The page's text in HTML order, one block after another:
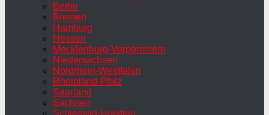
Berlin
Bremen
Hamburg
Hessen
Mecklenburg-Vorpommern
Niedersachsen
Nordrhein-Westfalen
Rheinland-Pfalz
Saarland
Sachsen